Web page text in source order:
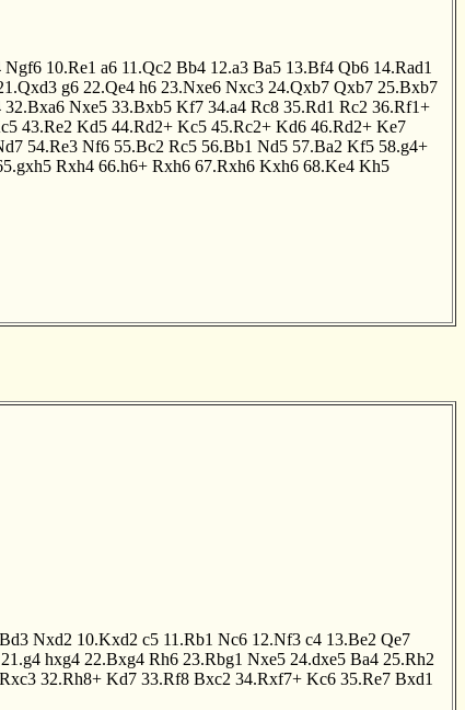
Ngf6 10.Re1 a6 11.Qc2 Bb4 12.a3 Ba5 13.Bf4 Qb6 14.Rad1
g6 22.Qe4 h6 23.Nxe6 Nxc3 24.Qxb7 Qxb7 25.Bxb7
32.Bxa6 Nxe5 33.Bxb5 Kf7 34.a4 Rc8 35.Rd1 Rc2 36.Rf1+
43.Re2 Kd5 44.Rd2+ Kc5 45.Rc2+ Kd6 46.Rd2+ Ke7
54.Re3 Nf6 55.Bc2 Rc5 56.Bb1 Nd5 57.Ba2 Kf5 58.g4+
Rxh4 66.h6+ Rxh6 67.Rxh6 Kxh6 68.Ke4 Kh5
Nxd2 10.Kxd2 c5 11.Rb1 Nc6 12.Nf3 c4 13.Be2 Qe7
21.g4 hxg4 22.Bxg4 Rh6 23.Rbg1 Nxe5 24.dxe5 Ba4 25.Rh2
Rxc3 32.Rh8+ Kd7 33.Rf8 Bxc2 34.Rxf7+ Kc6 35.Re7 Bxd1